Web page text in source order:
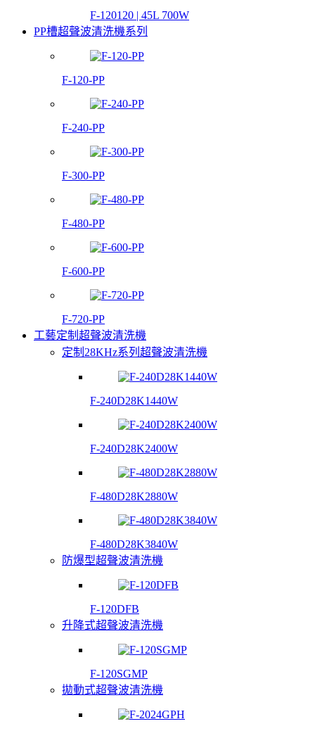
F-120120 | 45L 700W
PP槽超聲波清洗機系列
F-120-PP
F-240-PP
F-300-PP
F-480-PP
F-600-PP
F-720-PP
工藝定制超聲波清洗機
定制28KHz系列超聲波清洗機
F-240D28K1440W
F-240D28K2400W
F-480D28K2880W
F-480D28K3840W
防爆型超聲波清洗機
F-120DFB
升降式超聲波清洗機
F-120SGMP
拋動式超聲波清洗機